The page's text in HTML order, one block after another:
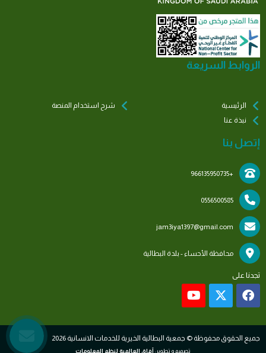
الروابط السريعة
الرئيسية
نبذة عنا
شرح استخدام المنصة
إتصل بنا
+966135950735
0556500585
jam3iya1397@gmail.com
محافظة الأحساء - بلدة البطالية
تجدنا على
جميع الحقوق محفوظة © جمعية البطالية الخيرية للخدمات الانسانية 2026
تصميم و تطوير: آفاق العالمية لنظم المعلومات